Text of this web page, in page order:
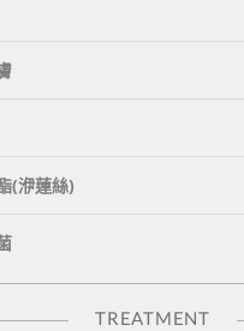
(洢蓮絲)
TREATMENT